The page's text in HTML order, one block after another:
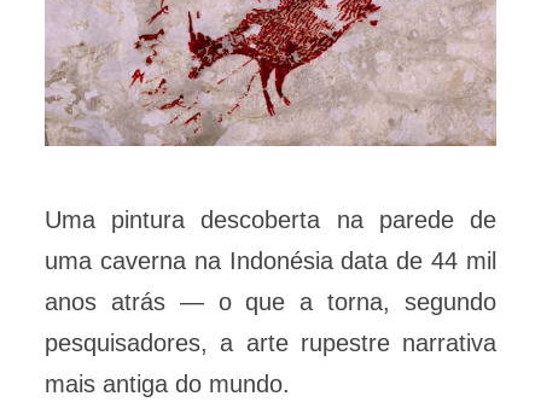
Uma pintura descoberta na parede de
uma caverna na Indonésia data de 44 mil
anos atrás — o que a torna, segundo
pesquisadores, a arte rupestre narrativa
mais antiga do mundo.